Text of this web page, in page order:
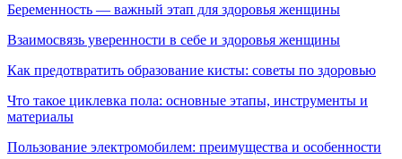
Беременность — важный этап для здоровья женщины
Взаимосвязь уверенности в себе и здоровья женщины
Как предотвратить образование кисты: советы по здоровью
Что такое циклевка пола: основные этапы, инструменты и
материалы
Пользование электромобилем: преимущества и особенности